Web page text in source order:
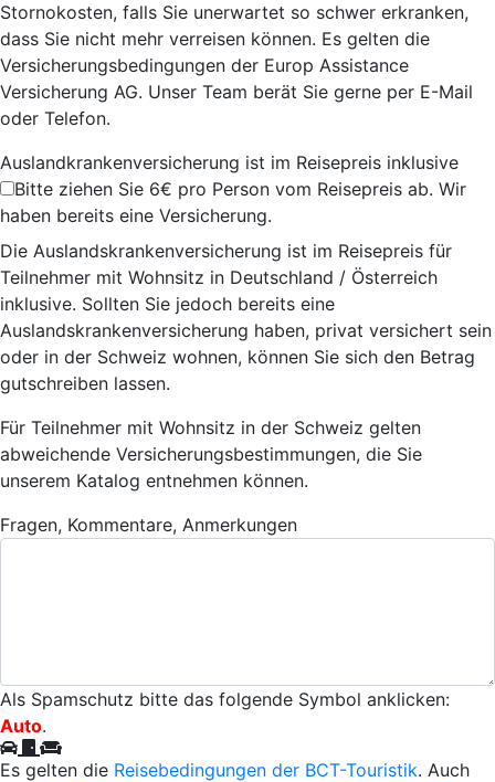
Stornokosten, falls Sie unerwartet so schwer erkranken,
dass Sie nicht mehr verreisen können. Es gelten die
Versicherungsbedingungen der Europ Assistance
Versicherung AG. Unser Team berät Sie gerne per E-Mail
oder Telefon.
Auslandkrankenversicherung ist im Reisepreis inklusive
Bitte ziehen Sie 6€ pro Person vom Reisepreis ab. Wir
haben bereits eine Versicherung.
Die Auslandskrankenversicherung ist im Reisepreis für
Teilnehmer mit Wohnsitz in Deutschland / Österreich
inklusive. Sollten Sie jedoch bereits eine
Auslandskrankenversicherung haben, privat versichert sein
oder in der Schweiz wohnen, können Sie sich den Betrag
gutschreiben lassen.
Für Teilnehmer mit Wohnsitz in der Schweiz gelten
abweichende Versicherungsbestimmungen, die Sie
unserem Katalog entnehmen können.
Fragen, Kommentare, Anmerkungen
Als Spamschutz bitte das folgende Symbol anklicken:
Auto.
Es gelten die Reisebedingungen der BCT-Touristik. Auch